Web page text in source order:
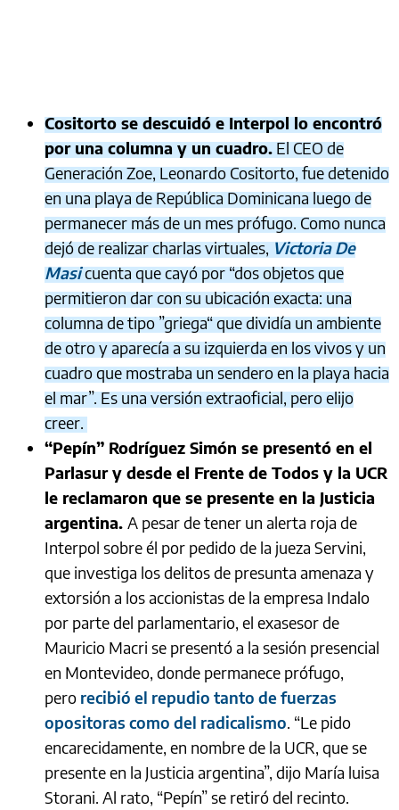
Cositorto se descuidó e Interpol lo encontró
por una columna y un cuadro.El CEO de
Generación Zoe, Leonardo Cositorto, fue detenido
en una playa de República Dominicana luego de
permanecer más de un mes prófugo. Como nunca
dejó de realizar charlas virtuales,Victoria De
Masicuenta que cayó por “dos objetos que
permitieron dar con su ubicación exacta: una
columna de tipo ”griega“ que dividía un ambiente
de otro y aparecía a su izquierda en los vivos y un
cuadro que mostraba un sendero en la playa hacia
el mar”. Es una versión extraoficial, pero elijo
creer.
“Pepín” Rodríguez Simón se presentó en el
Parlasur y desde el Frente de Todos y la UCR
le reclamaron que se presente en la Justicia
argentina. A pesar de tener un alerta roja de
Interpol sobre él por pedido de la jueza Servini,
que investiga los delitos de presunta amenaza y
extorsión a los accionistas de la empresa Indalo
por parte del parlamentario, el exasesor de
Mauricio Macri se presentó a la sesión presencial
en Montevideo, donde permanece prófugo,
pero recibió el repudio tanto de fuerzas
opositoras como del radicalismo. “Le pido
encarecidamente, en nombre de la UCR, que se
presente en la Justicia argentina”, dijo María luisa
Storani. Al rato, “Pepín” se retiró del recinto.